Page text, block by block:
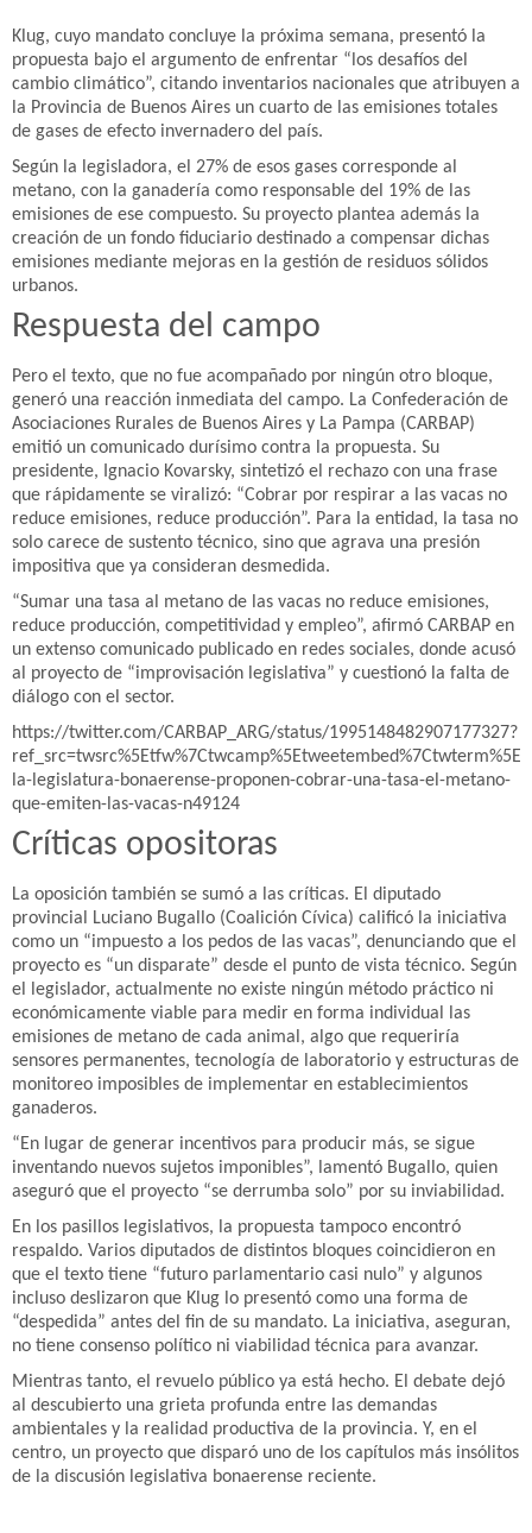
Klug, cuyo mandato concluye la próxima semana, presentó la
propuesta bajo el argumento de enfrentar “los desafíos del
cambio climático”, citando inventarios nacionales que atribuyen a
la Provincia de Buenos Aires un cuarto de las emisiones totales
de gases de efecto invernadero del país.
Según la legisladora, el 27% de esos gases corresponde al
metano, con la ganadería como responsable del 19% de las
emisiones de ese compuesto. Su proyecto plantea además la
creación de un fondo fiduciario destinado a compensar dichas
emisiones mediante mejoras en la gestión de residuos sólidos
urbanos.
Respuesta del campo
Pero el texto, que no fue acompañado por ningún otro bloque,
generó una reacción inmediata del campo. La Confederación de
Asociaciones Rurales de Buenos Aires y La Pampa (CARBAP)
emitió un comunicado durísimo contra la propuesta. Su
presidente, Ignacio Kovarsky, sintetizó el rechazo con una frase
que rápidamente se viralizó: “Cobrar por respirar a las vacas no
reduce emisiones, reduce producción”. Para la entidad, la tasa no
solo carece de sustento técnico, sino que agrava una presión
impositiva que ya consideran desmedida.
“Sumar una tasa al metano de las vacas no reduce emisiones,
reduce producción, competitividad y empleo”, afirmó CARBAP en
un extenso comunicado publicado en redes sociales, donde acusó
al proyecto de “improvisación legislativa” y cuestionó la falta de
diálogo con el sector.
https://twitter.com/CARBAP_ARG/status/1995148482907177327?
la-legislatura-bonaerense-proponen-cobrar-una-tasa-el-metano-
que-emiten-las-vacas-n49124
Críticas opositoras
La oposición también se sumó a las críticas. El diputado
provincial Luciano Bugallo (Coalición Cívica) calificó la iniciativa
como un “impuesto a los pedos de las vacas”, denunciando que el
proyecto es “un disparate” desde el punto de vista técnico. Según
el legislador, actualmente no existe ningún método práctico ni
económicamente viable para medir en forma individual las
emisiones de metano de cada animal, algo que requeriría
sensores permanentes, tecnología de laboratorio y estructuras de
monitoreo imposibles de implementar en establecimientos
ganaderos.
“En lugar de generar incentivos para producir más, se sigue
inventando nuevos sujetos imponibles”, lamentó Bugallo, quien
aseguró que el proyecto “se derrumba solo” por su inviabilidad.
En los pasillos legislativos, la propuesta tampoco encontró
respaldo. Varios diputados de distintos bloques coincidieron en
que el texto tiene “futuro parlamentario casi nulo” y algunos
incluso deslizaron que Klug lo presentó como una forma de
“despedida” antes del fin de su mandato. La iniciativa, aseguran,
no tiene consenso político ni viabilidad técnica para avanzar.
Mientras tanto, el revuelo público ya está hecho. El debate dejó
al descubierto una grieta profunda entre las demandas
ambientales y la realidad productiva de la provincia. Y, en el
centro, un proyecto que disparó uno de los capítulos más insólitos
de la discusión legislativa bonaerense reciente.